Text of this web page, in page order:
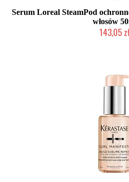
Serum Loreal SteamPod
włosów
143,05